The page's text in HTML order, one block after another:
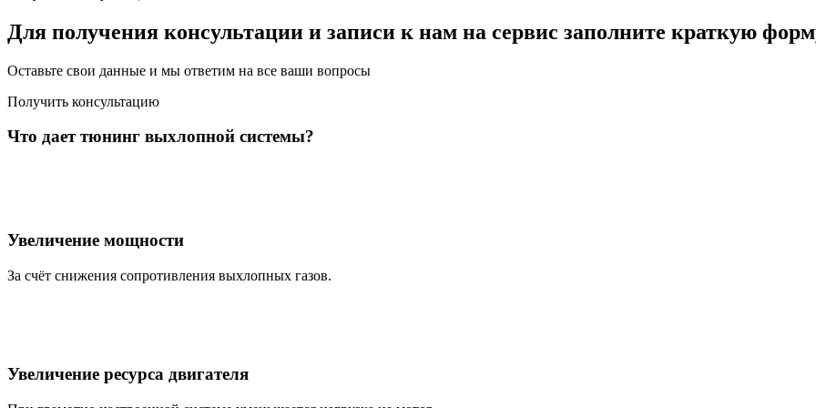
Для получения консультации и записи к нам на сервис заполните краткую
Оставьте свои данные и мы ответим на все ваши вопросы
Получить консультацию
Что дает тюнинг выхлопной системы?
Увеличение мощности
За счёт снижения сопротивления выхлопных газов.
Увеличение ресурса двигателя